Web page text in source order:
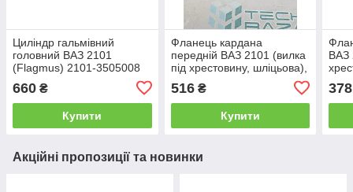
Циліндр гальмівний
головний ВАЗ 2101
(Flagmus) 2101-3505008
660 ₴
Купити
Фланець кардана
передній ВАЗ 2101 (вилка
під хрестовину, шліцьова),
516₴
Купити
ВАЗ
378
Акційні пропозиції та новинки